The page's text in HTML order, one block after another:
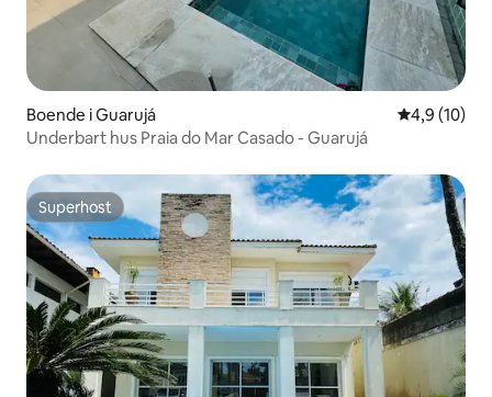
Boende i Guarujá 4,9 av 5 i
4,9 (10)
Underbart hus Praia do Mar Casado - Guarujá
Superhost
Superhost